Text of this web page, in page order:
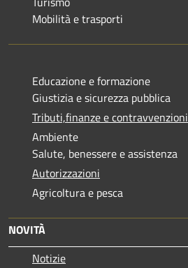
Mobilità e trasporti
Educazione e formazione
Giustizia e sicurezza pubblica
Tributi,finanze e contravvenzioni
Ambiente
Salute, benessere e assistenza
Autorizzazioni
Agricoltura e pesca
NOVITÀ
Notizie